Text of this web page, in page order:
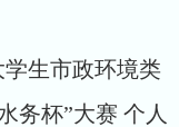
生市政环境类
务杯”大赛 个人